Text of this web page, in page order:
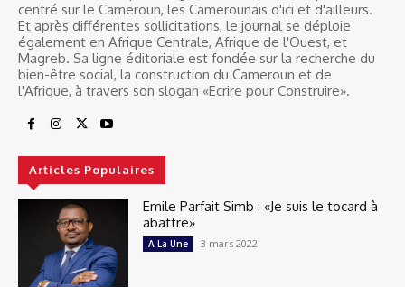
centré sur le Cameroun, les Camerounais d'ici et d'ailleurs.
Et après différentes sollicitations, le journal se déploie
également en Afrique Centrale, Afrique de l'Ouest, et
Magreb. Sa ligne éditoriale est fondée sur la recherche du
bien-être social, la construction du Cameroun et de
l'Afrique, à travers son slogan «Ecrire pour Construire».
Articles Populaires
Emile Parfait Simb : «Je suis le tocard à
abattre»
A La Une 3 mars 2022